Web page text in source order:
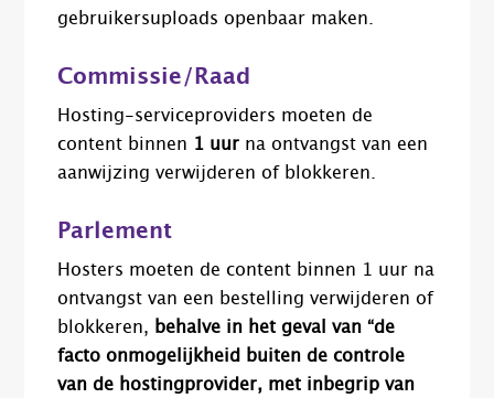
gebruikersuploads openbaar maken.
Commissie/Raad
Hosting-serviceproviders moeten de
content binnen 1 uur na ontvangst van een
aanwijzing verwijderen of blokkeren.
Parlement
Hosters moeten de content binnen 1 uur na
ontvangst van een bestelling verwijderen of
blokkeren, behalve in het geval van “de
facto onmogelijkheid buiten de controle
van de hostingprovider, met inbegrip van